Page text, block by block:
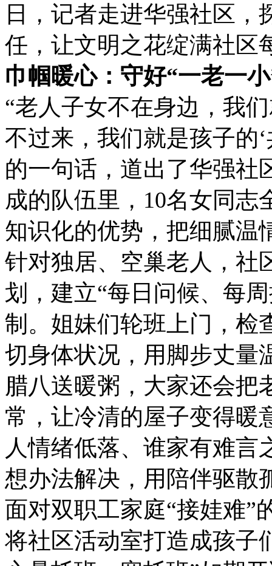
日，记者走进华强社区，
任，让文明之花绽满社区
巾帼暖心：守好“一老一
“老人子女不在身边，我
不过来，我们就是孩子的
的一句话，道出了华强社
成的队伍里，10名女同志
知识化的优势，把细腻温
针对独居、空巢老人，社
划，建立“每日问候、每
制。姐妹们轮班上门，检
切身体状况，用脚步丈量
腊八送暖粥，大家还会把
常，让冷清的屋子变得暖
人情绪低落、谁家有难言
想办法解决，用陪伴驱散
面对双职工家庭“接娃难”
将社区活动室打造成孩子